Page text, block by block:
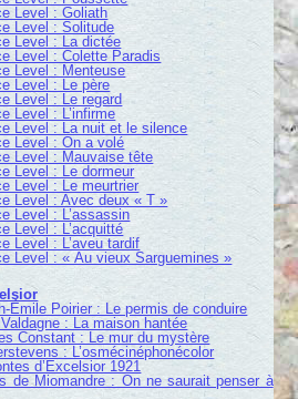
Level : Goliath
Level : Solitude
Level : La dictée
Level : Colette Paradis
Level : Menteuse
Level : Le père
Level : Le regard
Level : L’infirme
Level : La nuit et le silence
Level : On a volé
Level : Mauvaise tête
Level : Le dormeur
Level : Le meurtrier
Level : Avec deux « T »
Level : L’assassin
Level : L’acquitté
Level : L’aveu tardif
Level : « Au vieux Sarguemines »
Émile Poirier : Le permis de conduire
: La maison hantée
Constant : Le mur du mystère
: L’osmécinéphonécolor
d’Excelsior 1921
de Miomandre : On ne saurait penser à